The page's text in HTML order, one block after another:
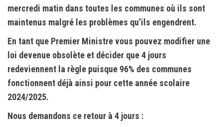
mercredi matin dans toutes les communes où ils sont
maintenus malgré les problèmes qu’ils engendrent.
En tant que Premier Ministre vous pouvez modifier une
loi devenue obsolète et décider que 4 jours
redeviennent la règle puisque 96% des communes
fonctionnent déjà ainsi pour cette année scolaire
2024/2025.
Nous demandons ce retour à 4 jours :